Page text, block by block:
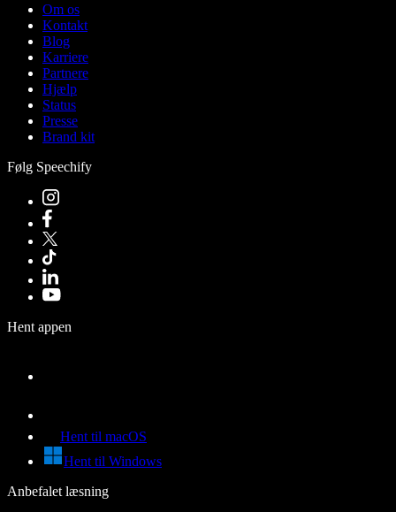
Om os
Kontakt
Blog
Karriere
Partnere
Hjælp
Status
Presse
Brand kit
Følg Speechify
Hent appen
Hent til macOS
Hent til Windows
Anbefalet læsning